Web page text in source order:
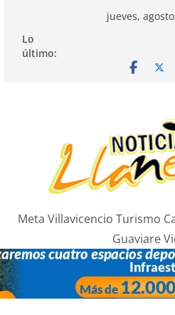
contenido
jueves,
Lo
último:
Meta Villavicencio Turismo
Guaviare